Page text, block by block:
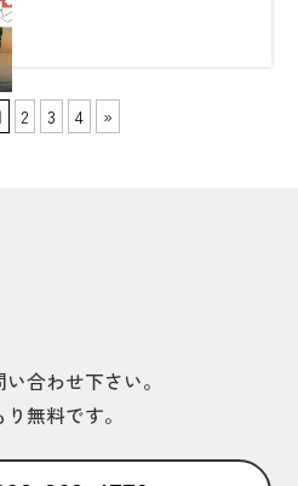
2 3 4 »
合わせ下さい。
無料です。